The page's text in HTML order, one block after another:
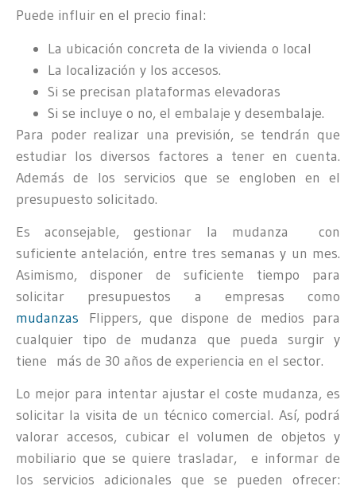
Puede influir en el precio final:
La ubicación concreta de la vivienda o local
La localización y los accesos.
Si se precisan plataformas elevadoras
Si se incluye o no, el embalaje y desembalaje.
Para poder realizar una previsión, se tendrán que
estudiar los diversos factores a tener en cuenta.
Además de los servicios que se engloben en el
presupuesto solicitado.
Es aconsejable, gestionar la mudanza con
suficiente antelación, entre tres semanas y un mes.
Asimismo, disponer de suficiente tiempo para
solicitar presupuestos a empresas como
mudanzas Flippers, que dispone de medios para
cualquier tipo de mudanza que pueda surgir y
tiene más de 30 años de experiencia en el sector.
Lo mejor para intentar ajustar el coste mudanza, es
solicitar la visita de un técnico comercial. Así, podrá
valorar accesos, cubicar el volumen de objetos y
mobiliario que se quiere trasladar, e informar de
los servicios adicionales que se pueden ofrecer: